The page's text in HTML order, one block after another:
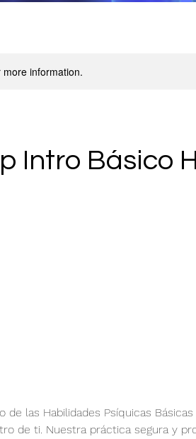
information.
Intro Básico
las Habilidades Psíquicas
de ti. Nuestra práctica segura y